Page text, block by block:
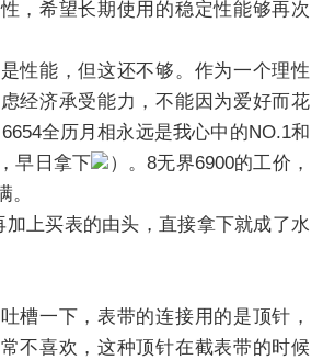
，希望长期使用的稳定性能够再次
性能，但这还不够。作为一个理性
经济承受能力，不能因为爱好而花
全历月相永远是我心中的NO.1和
早日拿下
）。8无界6900的工价，
。
上买表的由头，直接拿下就成了水
槽一下，表带的连接用的是顶针，
不喜欢，这种顶针在截表带的时候